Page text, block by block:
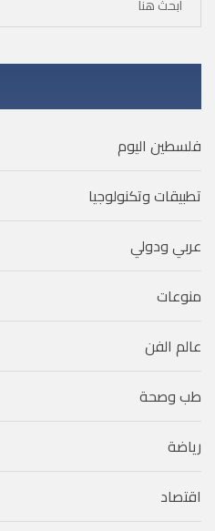
فلسطين اليوم
تطبيقات وتكنولوجيا
عربي ودولي
منوعات
عالم الفن
طب وصحة
رياضة
اقتصاد